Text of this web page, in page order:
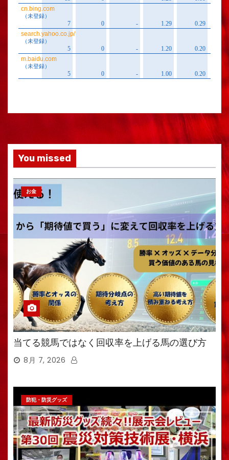
You missed
お金
当てる競馬ではなく回収率を上げる馬の選び方
8月 7, 2026
防犯・防災グッズ